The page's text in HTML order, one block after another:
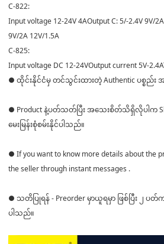
C-822:
Input voltage 12-24V 4AOutput C: 5/-2.4V 9V/
9V/2A 12V/1.5A
C-825:
Input voltage DC 12-24VOutput current 5V-
● ထိုင်းနိုင်ငံမှ တင်သွင်းထားတဲ့ Authentic ပစ္စည်း
● Product နဲ့ပတ်သတ်ပြီး အသေးစိတ်သိရှိလိုပါက
မေးမြန်းစုံစမ်းနိုင်ပါသည်။
● If you want to know more details about the
the seller through instant messages .
● သတိပြုရန် - Preorder မှာယူရမှာ ဖြစ်ပြီး ၂ ပတ်
ပါသည်။